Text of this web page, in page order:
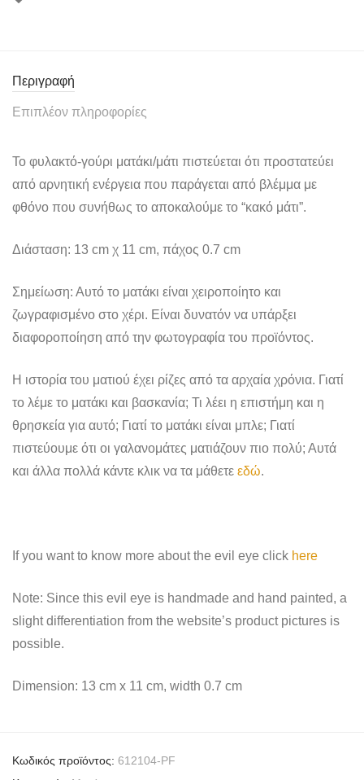
Περιγραφή
Επιπλέον πληροφορίες
Το φυλακτό-γούρι ματάκι/μάτι πιστεύεται ότι προστατεύει
από αρνητική ενέργεια που παράγεται από βλέμμα με
φθόνο που συνήθως το αποκαλούμε το “κακό μάτι”.
Διάσταση: 13 cm χ 11 cm, πάχος 0.7 cm
Σημείωση: Αυτό το ματάκι είναι χειροποίητο και
ζωγραφισμένο στο χέρι. Είναι δυνατόν να υπάρξει
διαφοροποίηση από την φωτογραφία του προϊόντος.
Η ιστορία του ματιού έχει ρίζες από τα αρχαία χρόνια. Γιατί
το λέμε το ματάκι και βασκανία; Τι λέει η επιστήμη και η
θρησκεία για αυτό; Γιατί το ματάκι είναι μπλε; Γιατί
πιστεύουμε ότι οι γαλανομάτες ματιάζουν πιο πολύ; Αυτά
και άλλα πολλά κάντε κλικ να τα μάθετε εδώ.
If you want to know more about the evil eye click here
Note: Since this evil eye is handmade and hand painted, a
slight differentiation from the website’s product pictures is
possible.
Dimension: 13 cm x 11 cm, width 0.7 cm
Κωδικός προϊόντος: 612104-PF